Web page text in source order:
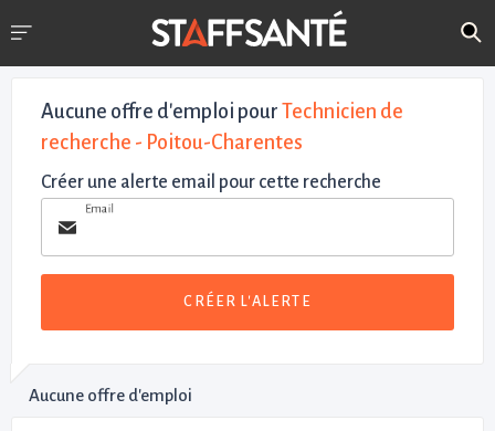
Aucune offre d'emploi pour Technicien de
recherche - Poitou-Charentes
Créer une alerte email pour cette recherche
Email
CRÉER L'ALERTE
Aucune offre d'emploi